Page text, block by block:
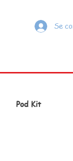
Se
Pod Kit